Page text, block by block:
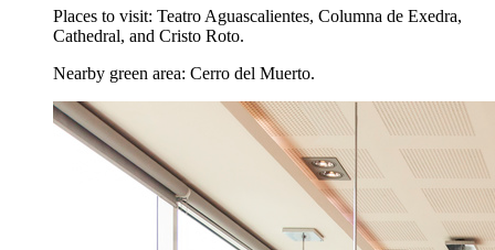
Places to visit: Teatro Aguascalientes, Columna de Exedra,
Cathedral, and Cristo Roto.
Nearby green area: Cerro del Muerto.